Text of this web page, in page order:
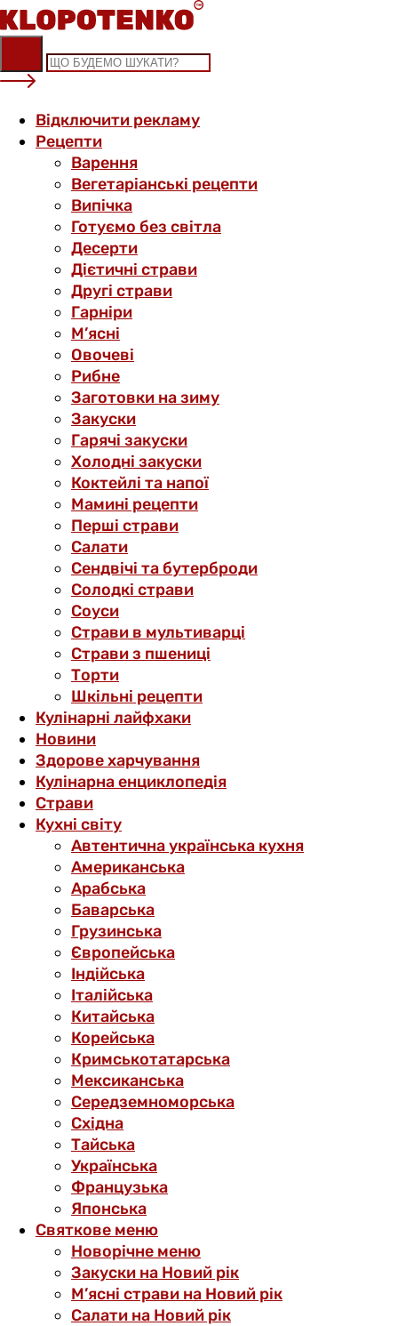
Skip
to
content
Відключити рекламу
Рецепти
Варення
Вегетаріанські рецепти
Випічка
Готуємо без світла
Десерти
Дієтичні страви
Другі страви
Гарніри
М’ясні
Овочеві
Рибне
Заготовки на зиму
Закуски
Гарячі закуски
Холодні закуски
Коктейлі та напої
Мамині рецепти
Перші страви
Салати
Сендвічі та бутерброди
Солодкі страви
Соуси
Страви в мультиварці
Страви з пшениці
Торти
Шкільні рецепти
Кулінарні лайфхаки
Новини
Здорове харчування
Кулінарна енциклопедія
Страви
Кухні світу
Автентична українська кухня
Американська
Арабська
Баварська
Грузинська
Європейська
Індійська
Італійська
Китайська
Корейська
Кримськотатарська
Мексиканська
Середземноморська
Східна
Тайська
Українська
Французька
Японська
Святкове меню
Новорічне меню
Закуски на Новий рік
М’ясні страви на Новий рік
Салати на Новий рік